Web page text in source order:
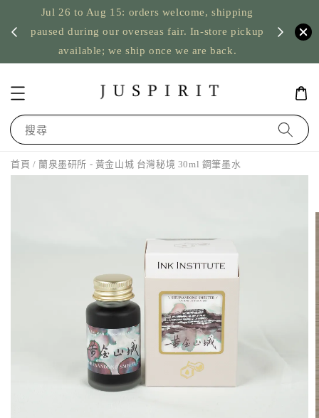
Jul 26 to Aug 15: orders welcome, shipping
paused during our overseas fair. In-store pickup
available; we ship once we are back.
US
搜尋
首頁 / 蘭泉墨研所 - 黃金山城 台灣秘境 30ml 鋼筆墨水